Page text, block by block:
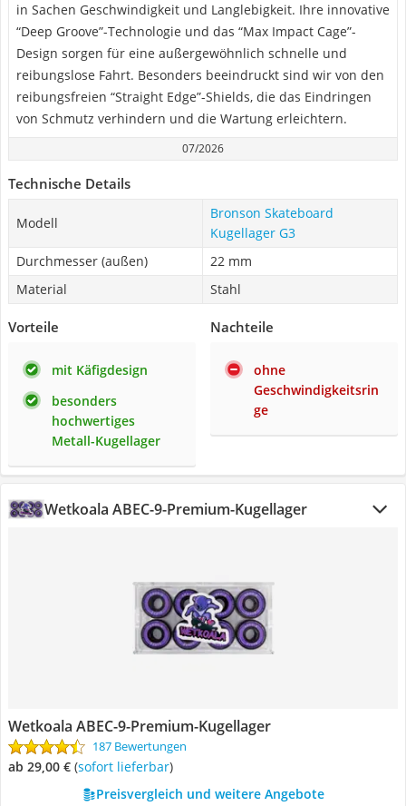
in Sachen Geschwindigkeit und Langlebigkeit. Ihre innovative
“Deep Groove”-Technologie und das “Max Impact Cage”-
Design sorgen für eine außergewöhnlich schnelle und
reibungslose Fahrt. Besonders beeindruckt sind wir von den
reibungsfreien “Straight Edge”-Shields, die das Eindringen
von Schmutz verhindern und die Wartung erleichtern.
07/2026
Technische Details
Modell
Bronson Skateboard
Kugellager G3
Durchmesser (außen)
22 mm
Material
Stahl
Vorteile
mit Käfigdesign
besonders
hochwertiges
Metall-Kugellager
Nachteile
ohne
Geschwindigkeitsrin
ge
Wetkoala ABEC-9-Premium-Kugellager
Wetkoala ABEC-9-Premium-Kugellager
187 Bewertungen
ab 29,00 € ( Sofort lieferbar)
Preisvergleich und weitere Angebote